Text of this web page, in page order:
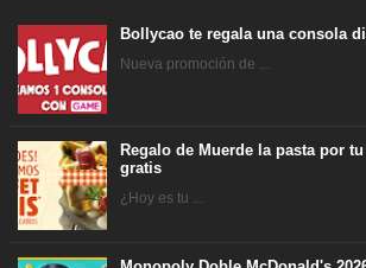
Bollycao te regala una consola
Nueva promoción de ...
Regalo de Muerde la pasta por
gratis
¿Hoy es tu ...